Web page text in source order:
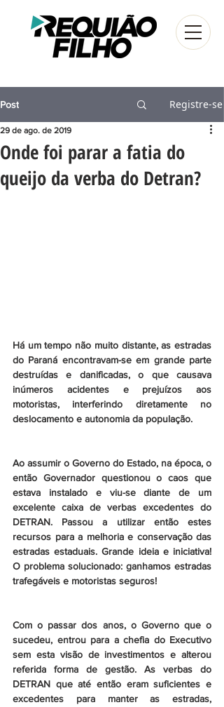
Post Registre-se
Onde foi parar a fatia do
queijo da verba do Detran?
29 de ago. de 2019
Há um tempo não muito distante, as estradas
do Paraná encontravam-se em grande parte
destruídas e danificadas, o que causava
inúmeros acidentes e prejuízos aos
motoristas, interferindo diretamente no
deslocamento e autonomia da população.
Ao assumir o Governo do Estado, na época, o
então Governador questionou o caos que
estava instalado e viu-se diante de um
excelente caixa de verbas excedentes do
DETRAN. Passou a utilizar então estes
recursos para a melhoria e conservação das
estradas estaduais. Grande ideia e iniciativa!
O problema solucionado: ganhamos estradas
trafegáveis e motoristas seguros!
Com o passar dos anos, o Governo que o
sucedeu, entrou para a chefia do Executivo
sem esta visão de investimentos e alterou
referida forma de gestão. As verbas do
DETRAN que até então eram suficientes e
excedentes para manter as estradas,